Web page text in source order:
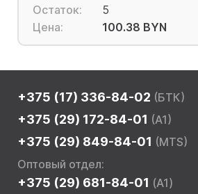
Остаток:
5
Цена:
100.38 BYN
+375 (17) 336-84-02 (БТК)
+375 (29) 172-84-01 (A1)
+375 (29) 849-84-01 (MTS)
Оптовый отдел:
+375 (29) 681-84-01 (A1)